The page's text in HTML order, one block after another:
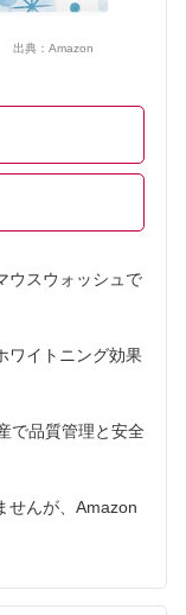
出典： Amazon
ウスウォッシュで
ワイトニング効果
で品質管理と安全
せんが、Amazon